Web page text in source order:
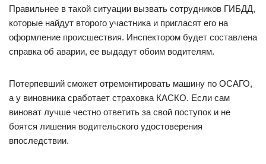
Правильнее в такой ситуации вызвать сотрудников ГИБДД,
которые найдут второго участника и пригласят его на
оформление происшествия. Инспектором будет составлена
справка об аварии, ее выдадут обоим водителям.
Потерпевший сможет отремонтировать машину по ОСАГО,
а у виновника сработает страховка КАСКО. Если сам
виноват лучше честно ответить за свой поступок и не
боятся лишения водительского удостоверения
впоследствии.